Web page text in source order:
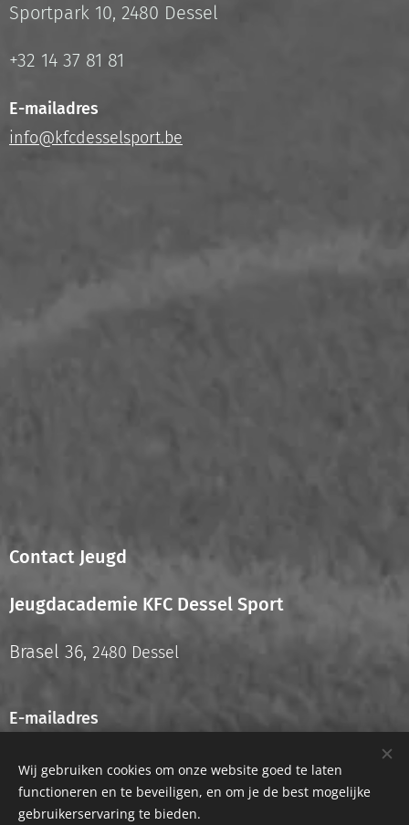
Sportpark 10, 2480 Dessel
+32 14 37 81 81
E-mailadres
info@kfcdesselsport.be
Contact Jeugd
Jeugdacademie KFC Dessel Sport
Brasel 36, 2480 Dessel
E-mailadres
Wij gebruiken cookies om onze website goed te laten
functioneren en te beveiligen, en om je de best mogelijke
gebruikerservaring te bieden.